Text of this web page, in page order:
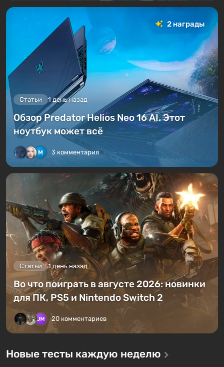
2 награды
Статьи 1 день назад
Обзор Predator Helios Neo 16 AI. Этот
ноутбук может всё
3 комментария
Статьи 1 день назад
Во что поиграть в августе 2026: новинки
для ПК, PS5 и Nintendo Switch 2
20 комментариев
Новые тесты каждую неделю